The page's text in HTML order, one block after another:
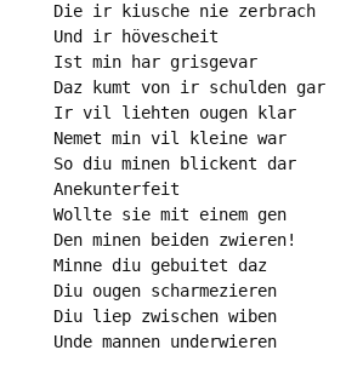
Die ir kiusche nie zerbrach
Und ir hövescheit
Ist min har grisgevar
Daz kumt von ir schulden gar
Ir vil liehten ougen klar
Nemet min vil kleine war
So diu minen blickent dar
Anekunterfeit
Wollte sie mit einem gen
Den minen beiden zwieren!
Minne diu gebuitet daz
Diu ougen scharmezieren
Diu liep zwischen wiben
Unde mannen underwieren